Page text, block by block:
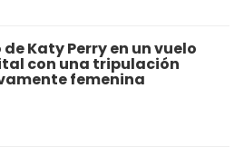
de Katy Perry en un vuelo
con una tripulación
femenina